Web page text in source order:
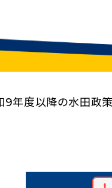
年度以降の水田政